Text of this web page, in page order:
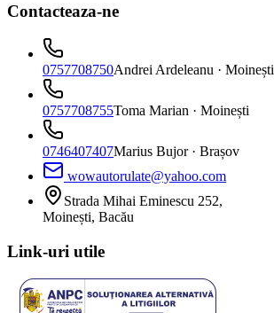
Contacteaza-ne
0757708750Andrei Ardeleanu · Moinești
0757708755Toma Marian · Moinești
0746407407Marius Bujor · Brașov
wowautorulate@yahoo.com
Strada Mihai Eminescu 252,
Moinești, Bacău
Link-uri utile